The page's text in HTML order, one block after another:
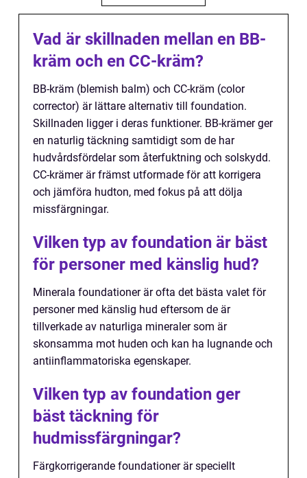
Vad är skillnaden mellan en BB-
kräm och en CC-kräm?
BB-kräm (blemish balm) och CC-kräm (color
corrector) är lättare alternativ till foundation.
Skillnaden ligger i deras funktioner. BB-krämer ger
en naturlig täckning samtidigt som de har
hudvårdsfördelar som återfuktning och solskydd.
CC-krämer är främst utformade för att korrigera
och jämföra hudton, med fokus på att dölja
missfärgningar.
Vilken typ av foundation är bäst
för personer med känslig hud?
Minerala foundationer är ofta det bästa valet för
personer med känslig hud eftersom de är
tillverkade av naturliga mineraler som är
skonsamma mot huden och kan ha lugnande och
antiinflammatoriska egenskaper.
Vilken typ av foundation ger
bäst täckning för
hudmissfärgningar?
Färgkorrigerande foundationer är speciellt